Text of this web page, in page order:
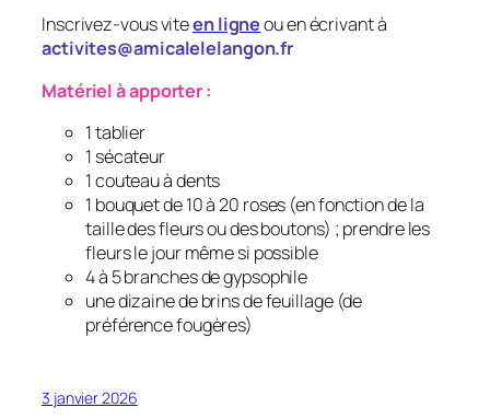
Inscrivez-vous viteen ligneou en écrivant à
activites@amicalelelangon.fr
Matériel à apporter :
1 tablier
1 sécateur
1 couteau à dents
1 bouquet de 10 à 20 roses (en fonction de la
taille des fleurs ou des boutons) ; prendre les
fleurs le jour même si possible
4 à 5 branches de gypsophile
une dizaine de brins de feuillage (de
préférence fougères)
3 janvier 2026